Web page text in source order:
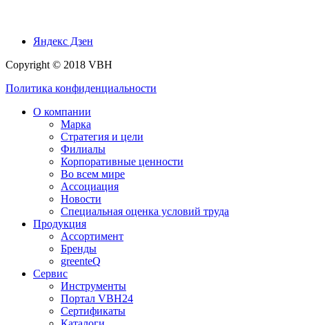
Яндекс Дзен
Copyright © 2018 VBH
Политика конфиденциальности
О компании
Марка
Стратегия и цели
Филиалы
Корпоративные ценности
Во всем мире
Ассоциация
Новости
Специальная оценка условий труда
Продукция
Ассортимент
Бренды
greenteQ
Сервис
Инструменты
Портал VBH24
Сертификаты